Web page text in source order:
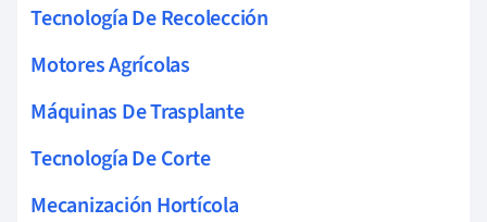
Tecnología De Recolección
Motores Agrícolas
Máquinas De Trasplante
Tecnología De Corte
Mecanización Hortícola